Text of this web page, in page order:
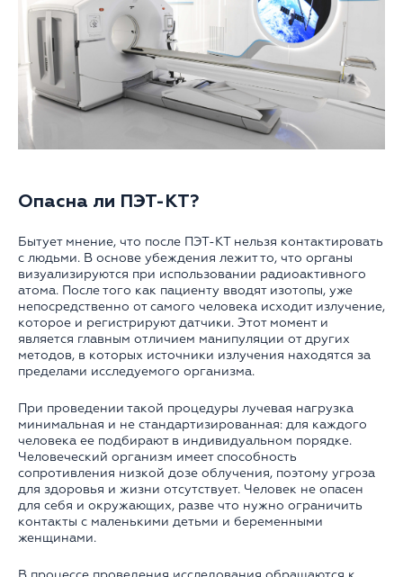
Опасна ли ПЭТ-КТ?
Бытует мнение, что после ПЭТ-КТ нельзя контактировать
с людьми. В основе убеждения лежит то, что органы
визуализируются при использовании радиоактивного
атома. После того как пациенту вводят изотопы, уже
непосредственно от самого человека исходит излучение,
которое и регистрируют датчики. Этот момент и
является главным отличием манипуляции от других
методов, в которых источники излучения находятся за
пределами исследуемого организма.
При проведении такой процедуры лучевая нагрузка
минимальная и не стандартизированная: для каждого
человека ее подбирают в индивидуальном порядке.
Человеческий организм имеет способность
сопротивления низкой дозе облучения, поэтому угроза
для здоровья и жизни отсутствует. Человек не опасен
для себя и окружающих, разве что нужно ограничить
контакты с маленькими детьми и беременными
женщинами.